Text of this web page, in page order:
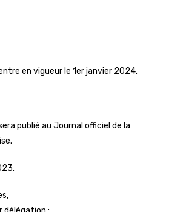
en vigueur le 1er janvier 2024.
publié au Journal officiel de la